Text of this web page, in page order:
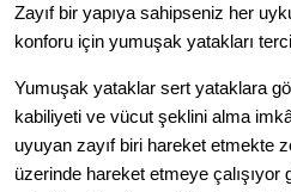
Zayıf bir yapıya sahipseniz her
konforu için yumuşak yatakları
Yumuşak yataklar sert yataklara
kabiliyeti ve vücut şeklini alma
uyuyan zayıf biri hareket etmekte
üzerinde hareket etmeye çalışıyor